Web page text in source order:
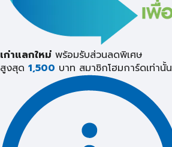
เก่าแลกใหม่ พร้อมรับส่วนลดพิเศษ
สูงสุด 1,500 บาท สมาชิกโฮมการ์ดเท่านั้น